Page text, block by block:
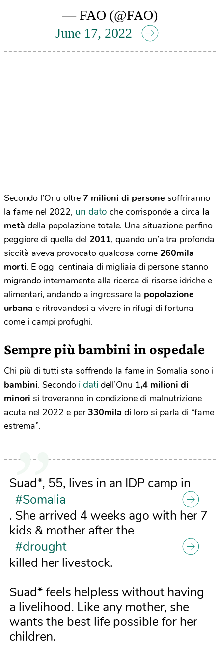
— FAO (@FAO)
June 17, 2022
Secondo l’Onu oltre 7 milioni di persone soffriranno
la fame nel 2022, un dato che corrisponde a circa la
metà della popolazione totale. Una situazione perfino
peggiore di quella del 2011, quando un’altra profonda
siccità aveva provocato qualcosa come 260mila
morti. E oggi centinaia di migliaia di persone stanno
migrando internamente alla ricerca di risorse idriche e
alimentari, andando a ingrossare la popolazione
urbana e ritrovandosi a vivere in rifugi di fortuna
come i campi profughi.
Sempre più bambini in ospedale
Chi più di tutti sta soffrendo la fame in Somalia sono i
bambini. Secondo i dati dell’Onu 1,4 milioni di
minori si troveranno in condizione di malnutrizione
acuta nel 2022 e per330mila di loro si parla di “fame
estrema”.
Suad*, 55, lives in an IDP camp in
#Somalia
. She arrived 4 weeks ago with her 7
kids & mother after the
#drought
killed her livestock.
Suad* feels helpless without having
a livelihood. Like any mother, she
wants the best life possible for her
children.